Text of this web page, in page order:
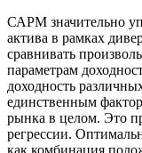
САРМ значительно
актива в рамках
сравнивать
параметрам
доходность
единственным
рынка в целом. Это
регрессии.
как комбинация